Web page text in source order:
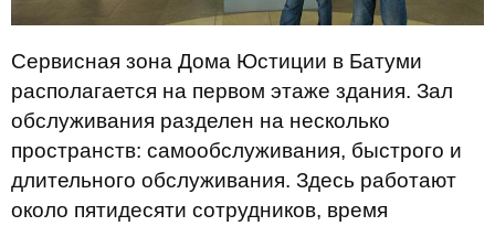
Сервисная зона Дома Юстиции в Батуми
располагается на первом этаже здания. Зал
обслуживания разделен на несколько
пространств: самообслуживания, быстрого и
длительного обслуживания. Здесь работают
около пятидесяти сотрудников, время